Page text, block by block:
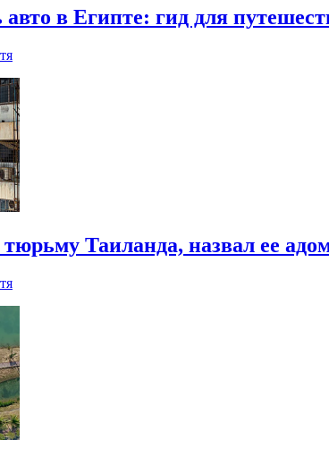
авто в Египте: гид для
Таиланда, назвал ее